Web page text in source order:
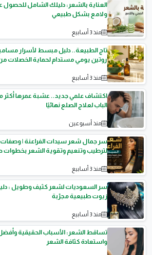
العناية بالشعر: دليلك الشامل
ولامع بشكل طبيعي
منذ 3 أسابيع
تاج الطبيعة.. دليل مبسط لأسرار
روتين يومي مستدام لحماية الخصلات
منذ 3 أسابيع
الباب لعلاج الصلع نهائيًا
منذ أسبوعين
سر جمال شعر سيدات الفراعنة |
لترطيب وتنعيم وتقوية الشعر بخطوات
منذ 3 أسابيع
سر السعوديات لشعر كثيف وطويل :
زيوت طبيعية مجرّبة
منذ 3 أسابيع
تساقط الشعر: الأسباب الحقيقية
واستعادة كثافة الشعر